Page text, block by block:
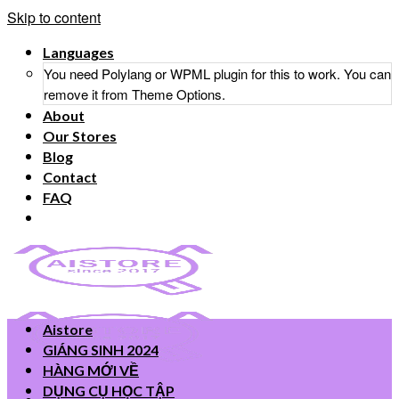
Skip to content
Languages
You need Polylang or WPML plugin for this to work. You can
remove it from Theme Options.
About
Our Stores
Blog
Contact
FAQ
Aistore
GIÁNG SINH 2024
HÀNG MỚI VỀ
DỤNG CỤ HỌC TẬP